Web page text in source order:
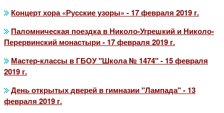
Концерт хора «Русские узоры» - 17 февраля 2019 г.
Паломническая поездка в Николо-Угрешкий и Николо-
Перервинский монастыри - 17 февраля 2019 г.
Мастер-классы в ГБОУ "Школа № 1474" - 15 февраля
2019 г.
День открытых дверей в гимназии "Лампада" - 13
февраля 2019 г.